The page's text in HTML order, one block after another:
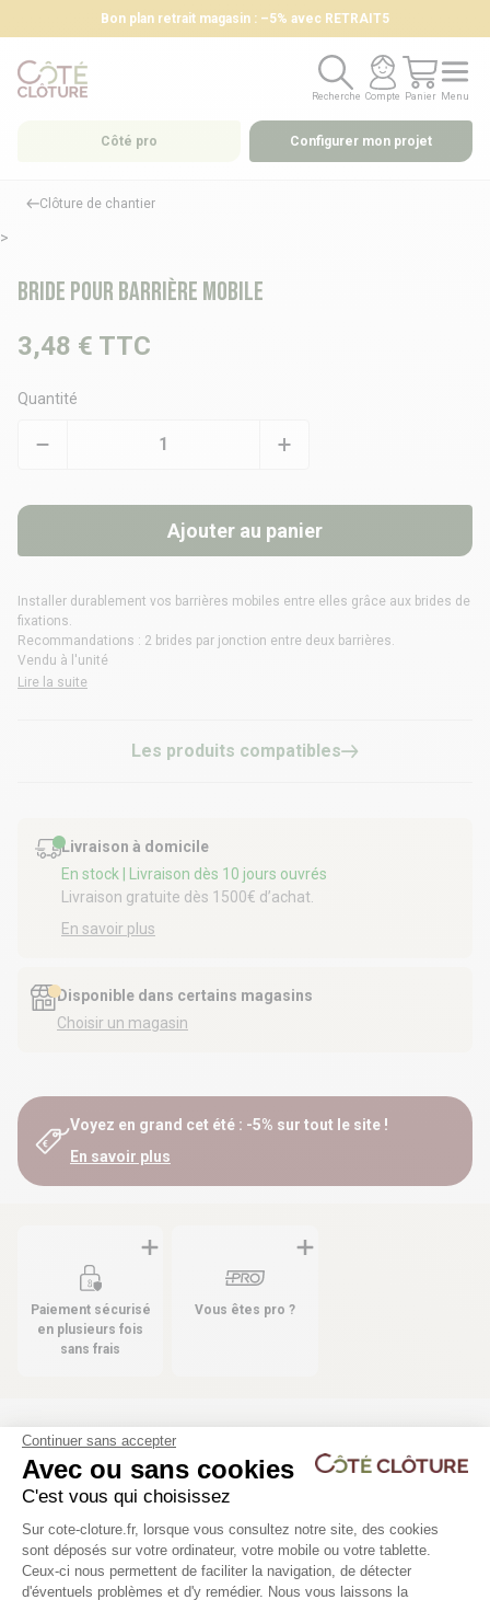
Bon plan retrait magasin : –5% avec RETRAIT5
Recherche
Recherche
Compte
Compte
Panier
Panier
Menu
Menu
Côté pro Configurer mon projet
Clôture de chantier
Bride pour barrière mobile
>
3,48 € TTC
Quantité
Ajouter au panier
Installer durablement vos barrières mobiles entre elles grâce aux brides de
fixations.
Recommandations : 2 brides par jonction entre deux barrières.
Vendu à l'unité
Lire la suite
Les produits compatibles
Livraison à domicile
En stock
| Livraison dès 10 jours ouvrés
Livraison gratuite dès 1500€ d’achat.
En savoir plus
Disponible dans certains magasins
Choisir un magasin
Voyez en grand cet été : -5% sur tout le site !
En savoir plus
Paiement sécurisé
en plusieurs fois
sans frais
Vous êtes pro ?
Les produits compatibles
Barrière de chantier H2m X
L3m25
Plot PVC pour barrière
14kg
Continuer sans accepter
Avec ou sans cookies
C'est vous qui choisissez
Plateforme de Gestion du
Sur cote-cloture.fr, lorsque vous consultez notre site, des cookies
sont déposés sur votre ordinateur, votre mobile ou votre tablette.
Ceux-ci nous permettent de faciliter la navigation, de détecter
d'éventuels problèmes et d'y remédier. Nous vous laissons la